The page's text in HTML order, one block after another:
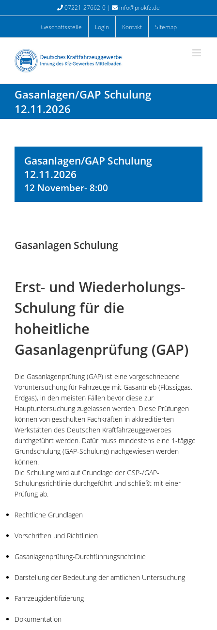
Inhalt
07221-27662-0 | info@prokfz.de
Geschäftsstelle Login Kontakt Sitemap
Gasanlagen/GAP Schulung
12.11.2026
Gasanlagen/GAP Schulung
12.11.2026
12 November- 8:00
Gasanlagen Schulung
Erst- und Wiederholungs-
Schulung für die
hoheitliche
Gasanlagenprüfung (GAP)
Die Gasanlagenprüfung (GAP) ist eine vorgeschriebene
Voruntersuchung für Fahrzeuge mit Gasantrieb (Flüssiggas,
Erdgas), in den meisten Fällen bevor diese zur
Hauptuntersuchung zugelassen werden. Diese Prüfungen
können von geschulten Fachkräften in akkreditierten
Werkstätten des Deutschen Kraftfahrzeuggewerbes
durchgeführt werden. Dafür muss mindestens eine 1-tägige
Grundschulung (GAP-Schulung) nachgewiesen werden
können.
Die Schulung wird auf Grundlage der GSP-/GAP-
Schulungsrichtlinie durchgeführt und schließt mit einer
Prüfung ab.
Rechtliche Grundlagen
Vorschriften und Richtlinien
Gasanlagenprüfung-Durchführungsrichtlinie
Darstellung der Bedeutung der amtlichen Untersuchung
Fahrzeugidentifizierung
Dokumentation